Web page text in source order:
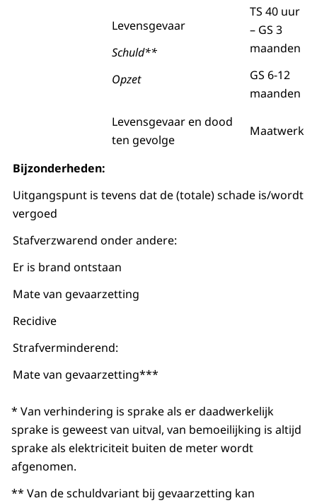
Levensgevaar
Schuld**
Opzet
TS 40 uur
– GS 3
maanden
GS 6-12
maanden
Levensgevaar en dood
ten gevolge
Maatwerk
Bijzonderheden:
Uitgangspunt is tevens dat de (totale) schade is/wordt
vergoed
Stafverzwarend onder andere:
Er is brand ontstaan
Mate van gevaarzetting
Recidive
Strafverminderend:
Mate van gevaarzetting***
* Van verhindering is sprake als er daadwerkelijk
sprake is geweest van uitval, van bemoeilijking is altijd
sprake als elektriciteit buiten de meter wordt
afgenomen.
** Van de schuldvariant bij gevaarzetting kan